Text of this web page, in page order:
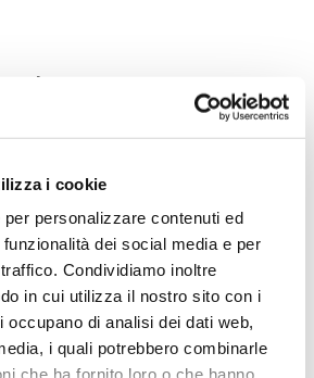
i cookie
personalizzare contenuti ed
dei social media e per
Condividiamo inoltre
in cui utilizza il nostro sito con i
occupano di analisi dei dati web,
i quali potrebbero combinarle
che ha fornito loro o che hanno
01070220312. - Ufficio
PREVENZIONE
Polo e acq via delle None)
invitati:
del Regolamento Generale